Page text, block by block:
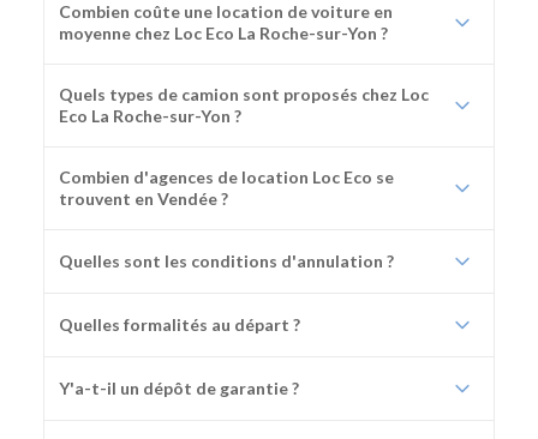
Combien coûte une location de voiture en
moyenne chez Loc Eco La Roche-sur-Yon ?
Quels types de camion sont proposés chez Loc
Eco La Roche-sur-Yon ?
Combien d'agences de location Loc Eco se
trouvent en Vendée ?
Quelles sont les conditions d'annulation ?
Quelles formalités au départ ?
Y'a-t-il un dépôt de garantie ?